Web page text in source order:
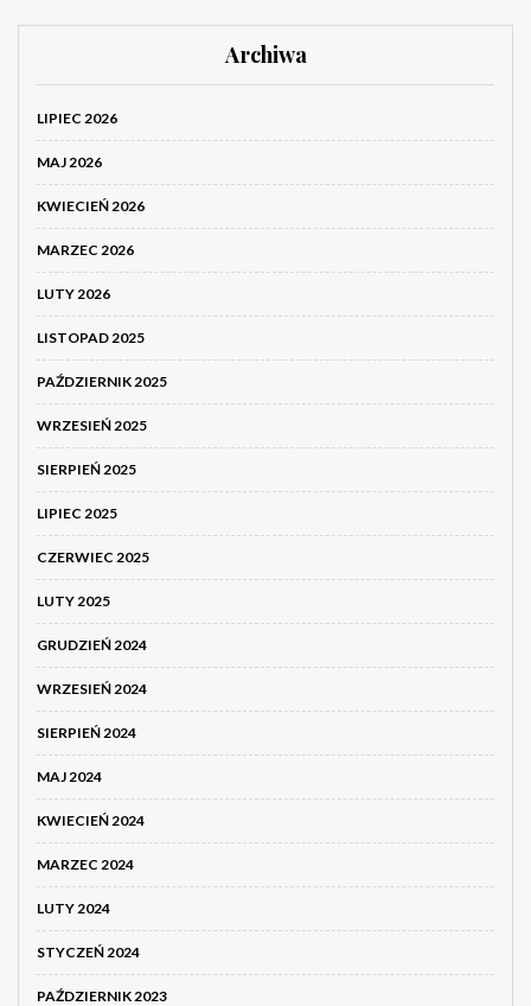
Archiwa
LIPIEC 2026
MAJ 2026
KWIECIEŃ 2026
MARZEC 2026
LUTY 2026
LISTOPAD 2025
PAŹDZIERNIK 2025
WRZESIEŃ 2025
SIERPIEŃ 2025
LIPIEC 2025
CZERWIEC 2025
LUTY 2025
GRUDZIEŃ 2024
WRZESIEŃ 2024
SIERPIEŃ 2024
MAJ 2024
KWIECIEŃ 2024
MARZEC 2024
LUTY 2024
STYCZEŃ 2024
PAŹDZIERNIK 2023